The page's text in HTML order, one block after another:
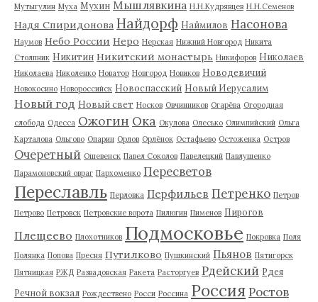
Мутыгулин Муха Мухин Мышлявкина Н.Н.Кудрявцев Н.Н.Семенов
Надя Спиридонова Найдорф Наймилов Насонова
Наумов Небо России Неро Нерская Нижний Новгород Никита
Столпник Никитин Никитский монастырь Никифоров Николаев
Николаева Николенко Новатор Новгород Новиков Новодевичий
Новокосино Новороссийск Новоспасский Новый Иерусалим
Новый год Новый свет Носков Овчинников Огарёва Огородная
слобода Одесса Ожогин Ока Окулова Олесько Олимпийский Ольга
Карталова Ольгово Опарин Орлов Орлёнок Остафьево Остоженка Остров
Очеретный Ошевенск Павел Соколов Павелецкий Павлушенко
Парамоновский овраг Пархоменко Пересветов
Переславль Перловка Перфильев Петренко Петров
Петрово Петровск Петровские ворота Пилюгин Пименов Пирогов
Плещеево Плохотников Подмосковье Покровка Поля
Полянка Попова Пресня Путилково Пушкинский Пьянов Пятигорск
Пятницкая РЖД Развадовская Ракета Расторгуев Рдейский Рдея
Речной вокзал Рождествено Росси Россина Россия Ростов